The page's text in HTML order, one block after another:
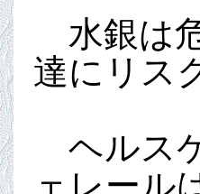
水銀は
達にリス
ヘルス
ェレール